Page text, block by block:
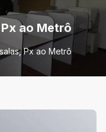
ao Metrô
Px ao Metrô